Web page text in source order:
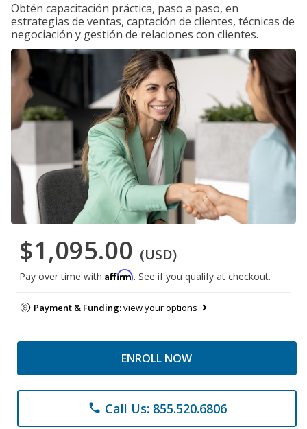
Obtén capacitación práctica, paso a paso, en
estrategias de ventas, captación de clientes, técnicas de
negociación y gestión de relaciones con clientes.
$1,095.00 (USD)
Pay over time with Affirm. See if you qualify at checkout.
Payment & Funding:view your options
ENROLL NOW
phone Call Us: 855.520.6806